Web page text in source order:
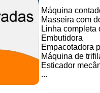
Máquina
Masseira com
Linha completa
Embutidora
Empacotadora
Máquina de
Esticador
...